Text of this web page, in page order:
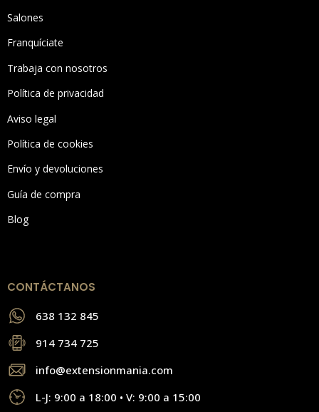
Salones
Franquíciate
Trabaja con nosotros
Política de privacidad
Aviso legal
Política de cookies
Envío y devoluciones
Guía de compra
Blog
CONTÁCTANOS
638 132 845
914 734 725
info@extensionmania.com
L-J: 9:00 a 18:00 • V: 9:00 a 15:00